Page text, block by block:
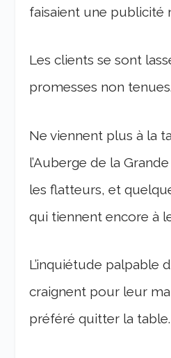
faisaient une publicité
Les clients se sont
promesses non tenues.
Ne viennent plus à la
l’Auberge de la
les flatteurs, et
qui tiennent encore à
L’inquiétude palpable
craignent pour leur
préféré quitter la table.